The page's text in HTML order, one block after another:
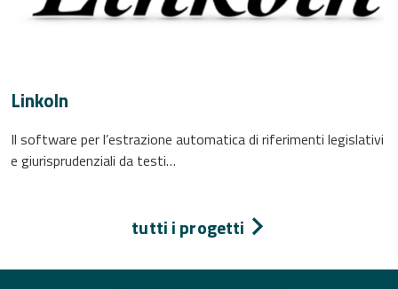
Linkoln
Il software per l’estrazione automatica di riferimenti legislativi
e giurisprudenziali da testi…
tutti i progetti